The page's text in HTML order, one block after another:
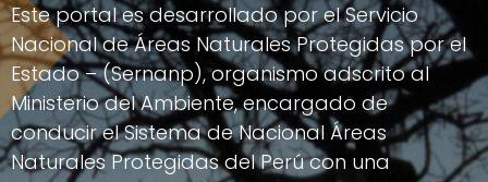
Este portal es desarrollado por el Servicio
Nacional de Áreas Naturales Protegidas por el
Estado – (Sernanp), organismo adscrito al
Ministerio del Ambiente, encargado de
conducir el Sistema de Nacional Áreas
Naturales Protegidas del Perú con una